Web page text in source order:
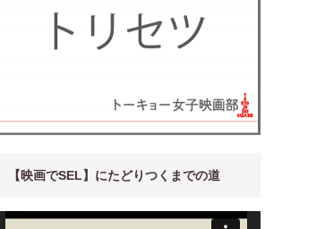
【映画でSEL】にたどりつくまでの道